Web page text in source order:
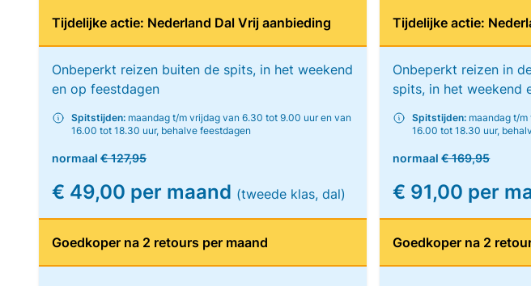
Tijdelijke actie: Nederland Dal Vrij aanbieding
Onbeperkt reizen buiten de spits, in het weekend
en op feestdagen
Spitstijden: maandag t/m vrijdag van 6.30 tot 9.00 uur en van
16.00 tot 18.30 uur, behalve feestdagen
normaal € 127,95
€ 49,00 per maand (tweede klas, dal)
Goedkoper na 2 retours per maand
Tijdelijke actie:
Onbeperkt reizen in
spits, in het weekend
Spitstijden: maandag t/
16.00 tot 18.30 uur,
normaal€ 169,95
€ 91,00 per
Goedkoper na 2